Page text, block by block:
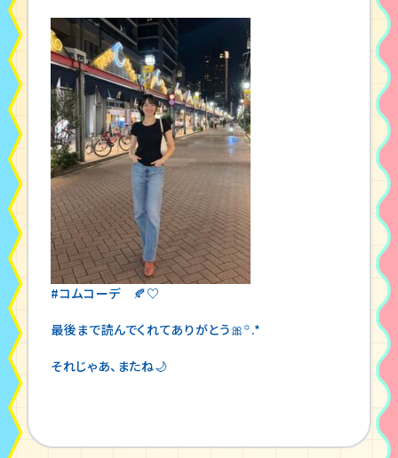
#コムコーデ 🍂♡
最後まで読んでくれてありがとう🎀꙳.*
それじゃあ、またね🌙